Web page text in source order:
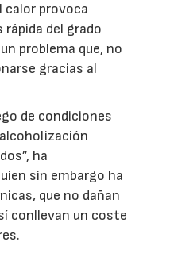
calor provoca
del grado
problema que, no
gracias al
de condiciones
ha
sin embargo ha
que no dañan
conllevan un coste